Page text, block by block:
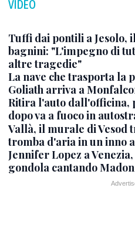
VIDEO
Tuffi dai pontili a Jesolo,
bagnini: "L'impegno di
altre tragedie"
La nave che trasporta la
Goliath arriva a
Ritira l'auto dall'officina,
dopo va a fuoco in
Vallà, il murale di Vesod
tromba d'aria in un inno
Jennifer Lopez a
gondola cantando